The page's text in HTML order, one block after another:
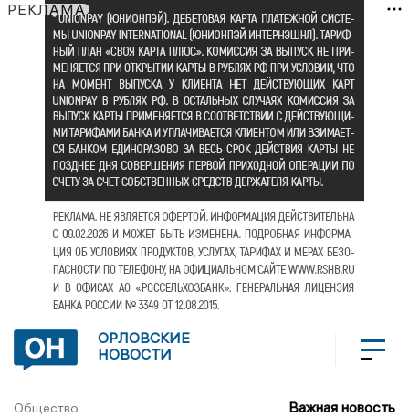
РЕКЛАМА
ОРЛОВСКИЕ
НОВОСТИ
Общество Важная новость